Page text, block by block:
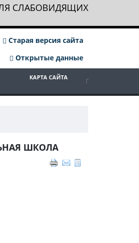
СЛАБОВИДЯЩИХ
Старая версия сайта
Открытые данные
КАРТА САЙТА
ШКОЛА